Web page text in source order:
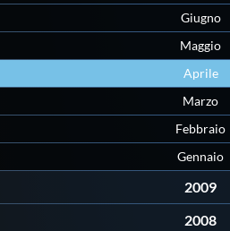
Webmail
Giugno
Maggio
Aprile
Marzo
Febbraio
Gennaio
2009
2008